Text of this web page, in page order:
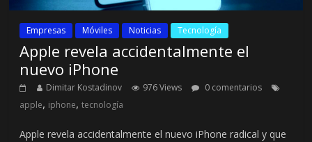
Empresas Móviles Noticias Tecnología
Apple revela accidentalmente el
nuevo iPhone
Dimitar Kostadinov 976 Views
0 comentarios
apple, iphone,tecnología
Apple revela accidentalmente el nuevo iPhone radical y que